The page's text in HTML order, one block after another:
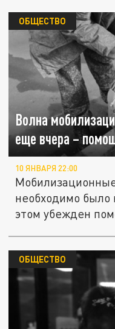
Волна
еще вчера –
ОБЩЕСТВО
10 ЯНВАРЯ 22:00
необходимо
этом убежден
ОБЩЕСТВО